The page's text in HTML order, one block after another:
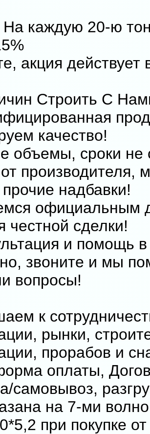
каждую 20-ю
акция действует
Строить С
качество!
объемы, сроки не
производителя,
надбавки!
официальным
честной сделки!
и помощь в
звоните и мы
вопросы!
к
рынки,
прорабов и
оплаты,
самовывоз,
на 7-ми
при покупке